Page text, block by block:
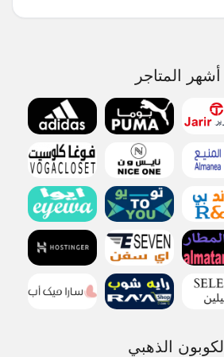
أشهر المتاجر
الكوبون الذهبي